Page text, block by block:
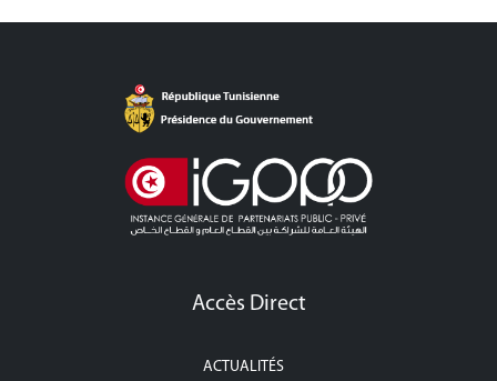
Accès Direct
ACTUALITÉS